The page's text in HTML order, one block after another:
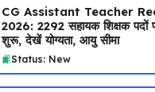
CG Assistant Teacher
2026: 2292 सहायक शिक्षक पदों
शुरू, देखें योग्यता, आयु सीमा
Status: New